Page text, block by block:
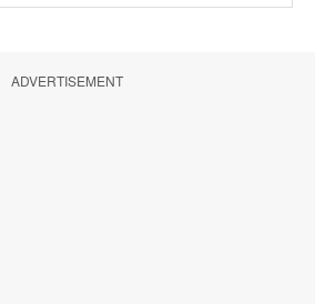
ADVERTISEMENT